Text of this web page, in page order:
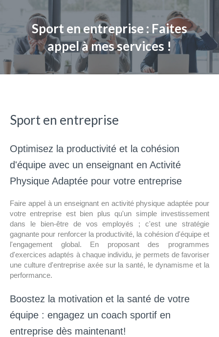
Sport en entreprise : Faites
appel à mes services !
Sport en entreprise
Optimisez la productivité et la cohésion
d'équipe avec un enseignant en Activité
Physique Adaptée pour votre entreprise
Faire appel à un enseignant en activité physique adaptée pour
votre entreprise est bien plus qu'un simple investissement
dans le bien-être de vos employés ; c'est une stratégie
gagnante pour renforcer la productivité, la cohésion d'équipe et
l'engagement global. En proposant des programmes
d'exercices adaptés à chaque individu, je permets de favoriser
une culture d'entreprise axée sur la santé, le dynamisme et la
performance.
Boostez la motivation et la santé de votre
équipe : engagez un coach sportif en
entreprise dès maintenant!